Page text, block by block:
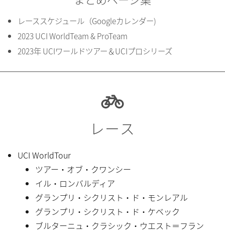
レーススケジュール（Googleカレンダー)
2023 UCI WorldTeam & ProTeam
2023年 UCIワールドツアー＆UCIプロシリーズ
レース
UCI WorldTour
ツアー・オブ・クワンシー
イル・ロンバルディア
グランプリ・シクリスト・ド・モンレアル
グランプリ・シクリスト・ド・ケベック
ブルターニュ・クラシック・ウエスト＝フラン